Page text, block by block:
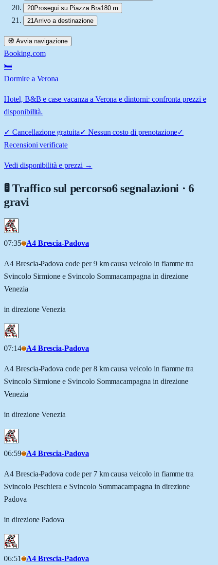
20Prosegui su Piazza Bra180 m
21Arrivo a destinazione
🧭 Avvia navigazione
Booking.com
🛏️
Dormire a Verona
Hotel, B&B e case vacanza a Verona e dintorni: confronta prezzi e
disponibilità.
✓ Cancellazione gratuita✓ Nessun costo di prenotazione✓
Recensioni verificate
Vedi disponibilità e prezzi →
🚦 Traffico sul percorso6 segnalazioni · 6
gravi
07:35 A4 Brescia-Padova
A4 Brescia-Padova code per 9 km causa veicolo in fiamme tra
Svincolo Sirmione e Svincolo Sommacampagna in direzione
Venezia
in direzione Venezia
07:14 A4 Brescia-Padova
A4 Brescia-Padova code per 8 km causa veicolo in fiamme tra
Svincolo Sirmione e Svincolo Sommacampagna in direzione
Venezia
in direzione Venezia
06:59 A4 Brescia-Padova
A4 Brescia-Padova code per 7 km causa veicolo in fiamme tra
Svincolo Peschiera e Svincolo Sommacampagna in direzione
Padova
in direzione Padova
06:51 A4 Brescia-Padova